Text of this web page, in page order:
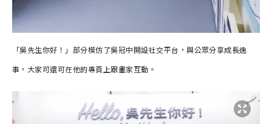
「吳先生你好！」部分模仿了吳冠中開設社交平台，與公眾分享成長逸
事，大家可還可在他的專頁上跟畫家互動。